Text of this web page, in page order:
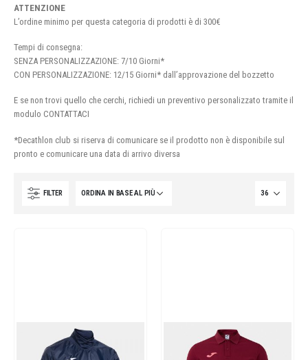
ATTENZIONE
L’ordine minimo per questa categoria di prodotti è di 300€
Tempi di consegna:
SENZA PERSONALIZZAZIONE: 7/10 Giorni*
CON PERSONALIZZAZIONE: 12/15 Giorni* dall’approvazione del bozzetto
E se non trovi quello che cerchi, richiedi un preventivo personalizzato tramite il
modulo CONTATTACI
*Decathlon club si riserva di comunicare se il prodotto non è disponibile sul
pronto e comunicare una data di arrivo diversa
FILTER